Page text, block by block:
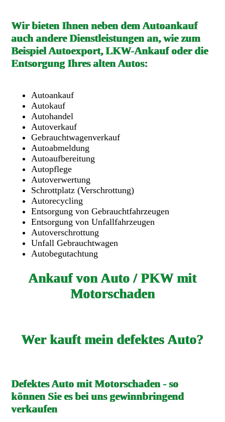
Wir bieten Ihnen neben dem Autoankauf
auch andere Dienstleistungen an, wie zum
Beispiel Autoexport, LKW-Ankauf oder die
Entsorgung Ihres alten Autos:
Autoankauf
Autokauf
Autohandel
Autoverkauf
Gebrauchtwagenverkauf
Autoabmeldung
Autoaufbereitung
Autopflege
Autoverwertung
Schrottplatz (Verschrottung)
Autorecycling
Entsorgung von Gebrauchtfahrzeugen
Entsorgung von Unfallfahrzeugen
Autoverschrottung
Unfall Gebrauchtwagen
Autobegutachtung
Ankauf von Auto / PKW mit
Motorschaden
Wer kauft mein defektes Auto?
Defektes Auto mit Motorschaden - so
können Sie es bei uns gewinnbringend
verkaufen